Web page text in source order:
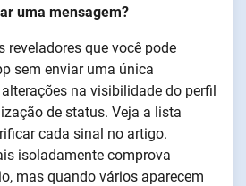
uma mensagem?
reveladores que você pode
sem enviar uma única
na visibilidade do perfil
de status. Veja a lista
cada sinal no artigo.
isoladamente comprova
mas quando vários aparecem